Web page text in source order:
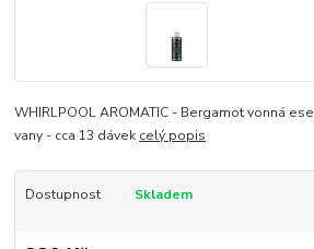
WHIRLPOOL AROMATIC - Bergamot vonná
vany - cca 13 dávek celý popis
Dostupnost Skladem